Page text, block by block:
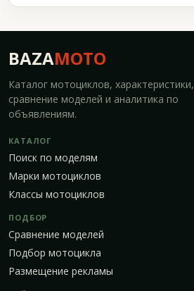
BAZAMOTO
Каталог мотоциклов, характеристики,
сравнение моделей и аналитика по
объявлениям.
КАТАЛОГ
Поиск по моделям
Марки мотоциклов
Классы мотоциклов
ПОДБОР
Сравнение моделей
Подбор мотоцикла
Размещение рекламы